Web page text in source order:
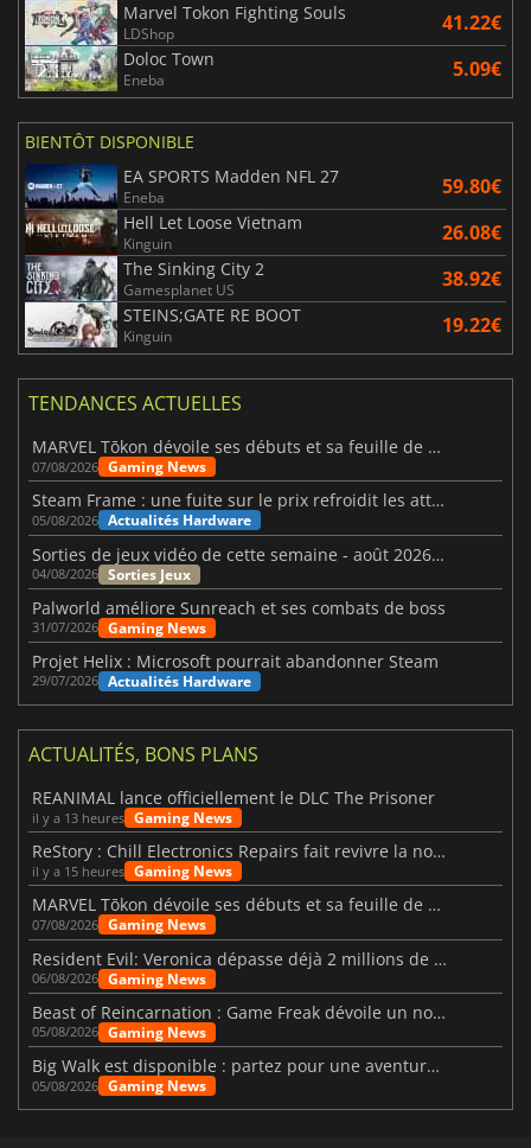
Marvel Tokon Fighting Souls
LDShop 41.22€
Doloc Town
Eneba 5.09€
BIENTÔT DISPONIBLE
EA SPORTS Madden NFL 27
Eneba 59.80€
Hell Let Loose Vietnam
Kinguin 26.08€
The Sinking City 2
Gamesplanet US 38.92€
STEINS;GATE RE BOOT
Kinguin 19.22€
TENDANCES ACTUELLES
MARVEL Tōkon dévoile ses débuts et sa feuille de route
07/08/2026 Gaming News
Steam Frame : une fuite sur le prix refroidit les attentes VR
05/08/2026 Actualités Hardware
Sorties de jeux vidéo de cette semaine - août 2026 (semaine 32)
04/08/2026 Sorties Jeux
Palworld améliore Sunreach et ses combats de boss
31/07/2026 Gaming News
Projet Helix : Microsoft pourrait abandonner Steam
29/07/2026 Actualités Hardware
ACTUALITÉS, BONS PLANS
REANIMAL lance officiellement le DLC The Prisoner
il y a 13 heures Gaming News
ReStory : Chill Electronics Repairs fait revivre la nostalgie des années 2000
il y a 15 heures Gaming News
MARVEL Tōkon dévoile ses débuts et sa feuille de route
07/08/2026 Gaming News
Resident Evil: Veronica dépasse déjà 2 millions de wishlists
06/08/2026 Gaming News
Beast of Reincarnation : Game Freak dévoile un nouveau pari
05/08/2026 Gaming News
Big Walk est disponible : partez pour une aventure entre amis
05/08/2026 Gaming News